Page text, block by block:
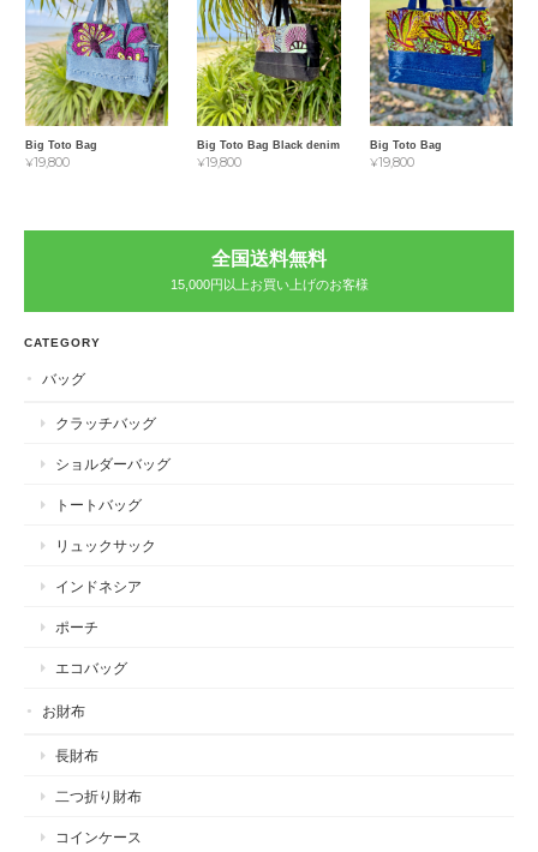
Big Toto Bag
¥19,800
Big Toto Bag Black denim
¥19,800
Big Toto Bag
¥19,800
全国送料無料
15,000円以上お買い上げのお客様
CATEGORY
バッグ
クラッチバッグ
ショルダーバッグ
トートバッグ
リュックサック
インドネシア
ポーチ
エコバッグ
お財布
長財布
二つ折り財布
コインケース